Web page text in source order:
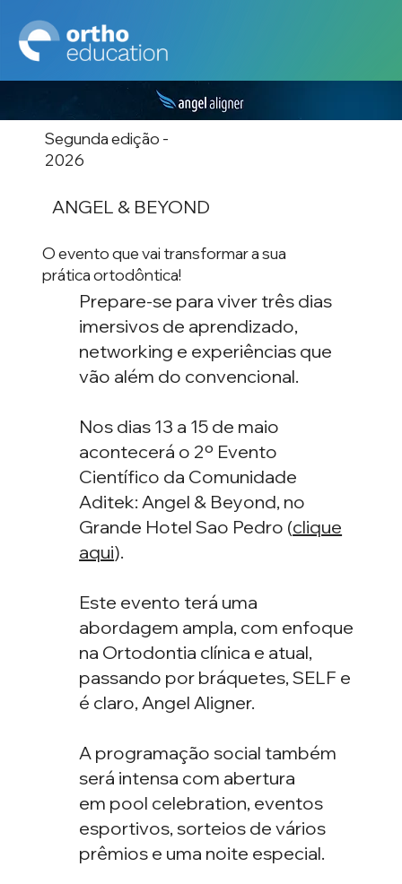
Segunda edição -
2026
ANGEL & BEYOND
O evento que vai transformar a sua
prática ortodôntica!
Prepare-se para viver três dias
imersivos de aprendizado,
networking e experiências que
vão além do convencional.
Nos dias 13 a 15 de maio
acontecerá o 2º Evento
Científico da Comunidade
Aditek: Angel & Beyond, no
Grande Hotel Sao Pedro (clique
aqui).
Este evento terá uma
abordagem ampla, com enfoque
na Ortodontia clínica e atual,
passando por bráquetes, SELF e
é claro, Angel Aligner.
A programação social também
será intensa com abertura
em pool celebration, eventos
esportivos, sorteios de vários
prêmios e uma noite especial.